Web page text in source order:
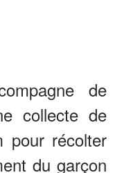
de
collecte de
pour récolter
du garçon